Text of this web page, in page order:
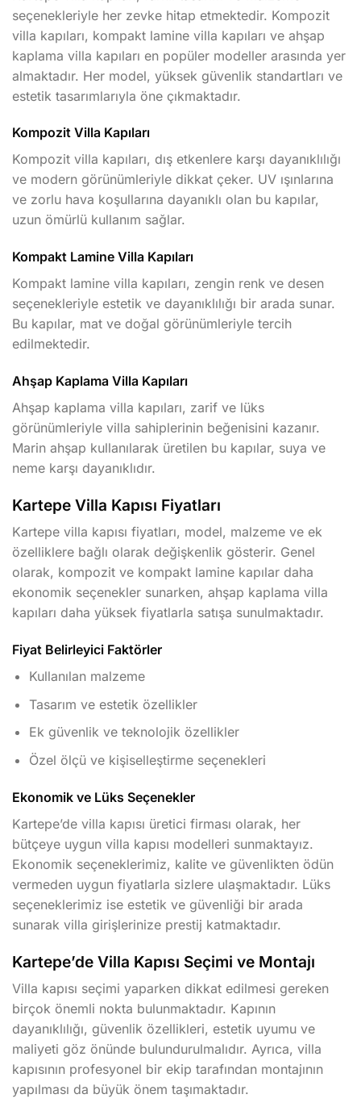
seçenekleriyle her zevke hitap etmektedir. Kompozit
villa kapıları, kompakt lamine villa kapıları ve ahşap
kaplama villa kapıları en popüler modeller arasında yer
almaktadır. Her model, yüksek güvenlik standartları ve
estetik tasarımlarıyla öne çıkmaktadır.
Kompozit Villa Kapıları
Kompozit villa kapıları, dış etkenlere karşı dayanıklılığı
ve modern görünümleriyle dikkat çeker. UV ışınlarına
ve zorlu hava koşullarına dayanıklı olan bu kapılar,
uzun ömürlü kullanım sağlar.
Kompakt Lamine Villa Kapıları
Kompakt lamine villa kapıları, zengin renk ve desen
seçenekleriyle estetik ve dayanıklılığı bir arada sunar.
Bu kapılar, mat ve doğal görünümleriyle tercih
edilmektedir.
Ahşap Kaplama Villa Kapıları
Ahşap kaplama villa kapıları, zarif ve lüks
görünümleriyle villa sahiplerinin beğenisini kazanır.
Marin ahşap kullanılarak üretilen bu kapılar, suya ve
neme karşı dayanıklıdır.
Kartepe Villa Kapısı Fiyatları
Kartepe villa kapısı fiyatları, model, malzeme ve ek
özelliklere bağlı olarak değişkenlik gösterir. Genel
olarak, kompozit ve kompakt lamine kapılar daha
ekonomik seçenekler sunarken, ahşap kaplama villa
kapıları daha yüksek fiyatlarla satışa sunulmaktadır.
Fiyat Belirleyici Faktörler
Kullanılan malzeme
Tasarım ve estetik özellikler
Ek güvenlik ve teknolojik özellikler
Özel ölçü ve kişiselleştirme seçenekleri
Ekonomik ve Lüks Seçenekler
Kartepe’de villa kapısı üretici firması olarak, her
bütçeye uygun villa kapısı modelleri sunmaktayız.
Ekonomik seçeneklerimiz, kalite ve güvenlikten ödün
vermeden uygun fiyatlarla sizlere ulaşmaktadır. Lüks
seçeneklerimiz ise estetik ve güvenliği bir arada
sunarak villa girişlerinize prestij katmaktadır.
Kartepe’de Villa Kapısı Seçimi ve Montajı
Villa kapısı seçimi yaparken dikkat edilmesi gereken
birçok önemli nokta bulunmaktadır. Kapının
dayanıklılığı, güvenlik özellikleri, estetik uyumu ve
maliyeti göz önünde bulundurulmalıdır. Ayrıca, villa
kapısının profesyonel bir ekip tarafından montajının
yapılması da büyük önem taşımaktadır.